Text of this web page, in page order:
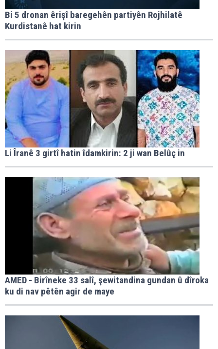
Bi 5 dronan êrişî baregehên partiyên Rojhilatê
Kurdistanê hat kirin
Li Îranê 3 girtî hatin îdamkirin: 2 ji wan Belûç in
AMED - Birîneke 33 salî, şewitandina gundan û dîroka
ku di nav pêtên agir de maye